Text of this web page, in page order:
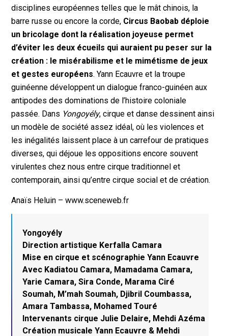
disciplines européennes telles que le mât chinois, la
barre russe ou encore la corde, Circus Baobab déploie
un bricolage dont la réalisation joyeuse permet
d’éviter les deux écueils qui auraient pu peser sur la
création : le misérabilisme et le mimétisme de jeux
et gestes européens. Yann Ecauvre et la troupe
guinéenne développent un dialogue franco-guinéen aux
antipodes des dominations de l’histoire coloniale
passée. Dans Yongoyély, cirque et danse dessinent ainsi
un modèle de société assez idéal, où les violences et
les inégalités laissent place à un carrefour de pratiques
diverses, qui déjoue les oppositions encore souvent
virulentes chez nous entre cirque traditionnel et
contemporain, ainsi qu’entre cirque social et de création.
Anaïs Heluin – www.sceneweb.fr
Yongoyély
Direction artistique Kerfalla Camara
Mise en cirque et scénographie Yann Ecauvre
Avec Kadiatou Camara, Mamadama Camara,
Yarie Camara, Sira Conde, Marama Ciré
Soumah, M’mah Soumah, Djibril Coumbassa,
Amara Tambassa, Mohamed Touré
Intervenants cirque Julie Delaire, Mehdi Azéma
Création musicale Yann Ecauvre & Mehdi